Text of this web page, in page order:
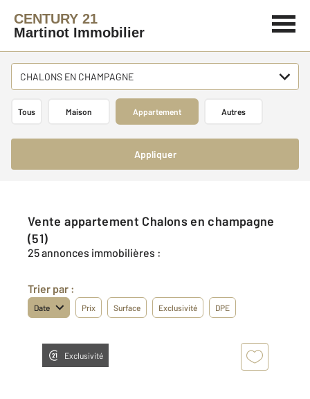
CENTURY 21
Martinot Immobilier
CHALONS EN CHAMPAGNE
Tous Maison Appartement Autres
Appliquer
Vente appartement Chalons en champagne
(51)
25 annonces immobilières :
Trier par :
Date Prix Surface Exclusivité DPE
Exclusivité